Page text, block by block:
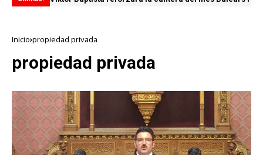
Inicio propiedad privada
propiedad privada